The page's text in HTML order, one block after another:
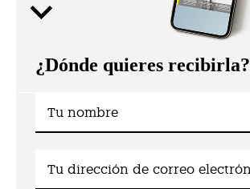
¿Dónde quieres recibirla?